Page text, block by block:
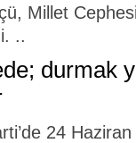
Millet
..
durmak
24